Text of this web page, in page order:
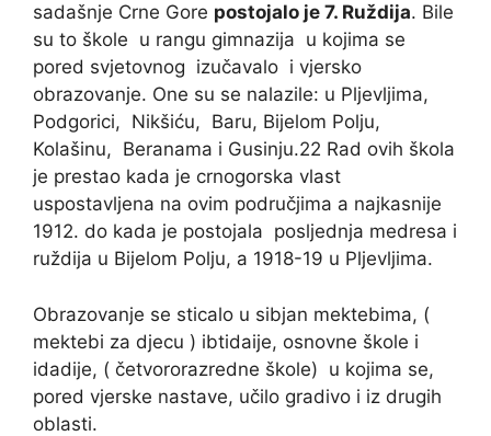
sadašnje Crne Gore postojalo je 7. Ruždija. Bile
su to škole u rangu gimnazija u kojima se
pored svjetovnog izučavalo i vjersko
obrazovanje. One su se nalazile: u Pljevljima,
Podgorici, Nikšiću, Baru, Bijelom Polju,
Kolašinu, Beranama i Gusinju.22 Rad ovih škola
je prestao kada je crnogorska vlast
uspostavljena na ovim područjima a najkasnije
1912. do kada je postojala posljednja medresa i
ruždija u Bijelom Polju, a 1918-19 u Pljevljima.
Obrazovanje se sticalo u sibjan mektebima, (
mektebi za djecu ) ibtidaije, osnovne škole i
idadije, ( četvororazredne škole) u kojima se,
pored vjerske nastave, učilo gradivo i iz drugih
oblasti.